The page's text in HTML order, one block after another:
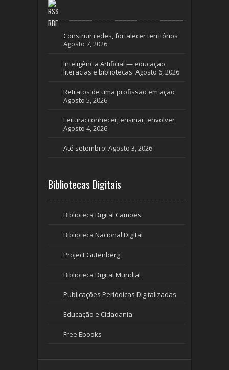
RBE
Construir redes, fortalecer territórios
Agosto 7, 2026
Inteligência Artificial — educação,
literacias e bibliotecas Agosto 6, 2026
Retratos de uma profissão em ação
Agosto 5, 2026
Leitura: conhecer, ensinar, envolver
Agosto 4, 2026
Até setembro! Agosto 3, 2026
Bibliotecas Digitais
Biblioteca Digital Camões
Biblioteca Nacional Digital
Project Gutenberg
Biblioteca Digital Mundial
Publicações Periódicas Digitalizadas
Educação e Cidadania
Free Ebooks